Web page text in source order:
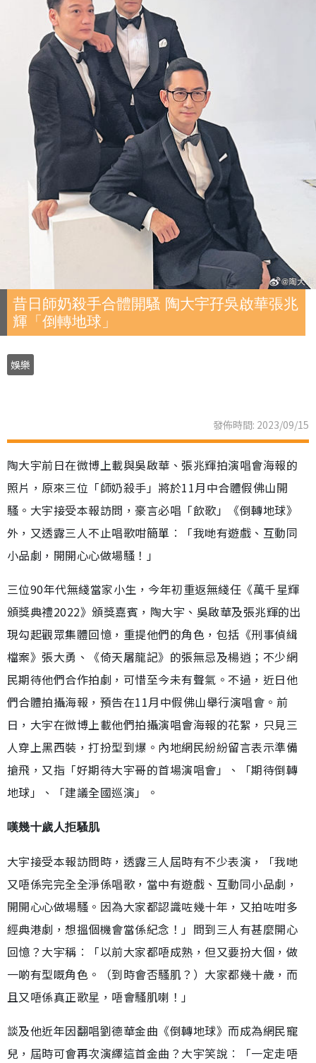
昔日師奶殺手合體開騷 陶大宇孖吳啟華張兆
輝「倒轉地球」
娛樂
發佈時間: 2023/09/15
陶大宇前日在微博上載與吳啟華、張兆輝拍演唱會海報的
照片，原來三位「師奶殺手」將於11月中合體假佛山開
騷。大宇接受本報訪問，豪言必唱「飲歌」《倒轉地球》
外，又透露三人不止唱歌咁簡單︰「我哋有遊戲、互動同
小品劇，開開心心做場騷！」
三位90年代無綫當家小生，今年初重返無綫任《萬千星輝
頒獎典禮2022》頒獎嘉賓，陶大宇、吳啟華及張兆輝的出
現勾起觀眾集體回憶，重提他們的角色，包括《刑事偵緝
檔案》張大勇、《倚天屠龍記》的張無忌及楊逍；不少網
民期待他們合作拍劇，可惜至今未有聲氣。不過，近日他
們合體拍攝海報，預告在11月中假佛山舉行演唱會。前
日，大宇在微博上載他們拍攝演唱會海報的花絮，只見三
人穿上黑西裝，打扮型到爆。內地網民紛紛留言表示準備
搶飛，又指「好期待大宇哥的首場演唱會」、「期待倒轉
地球」、「建議全國巡演」。
嘆幾十歲人拒騷肌
大宇接受本報訪問時，透露三人屆時有不少表演，「我哋
又唔係完完全全淨係唱歌，當中有遊戲、互動同小品劇，
開開心心做場騷。因為大家都認識咗幾十年，又拍咗咁多
經典港劇，想搵個機會當係紀念！」問到三人有甚麼開心
回憶？大宇稱︰「以前大家都唔成熟，但又要扮大個，做
一啲有型嘅角色。（到時會否騷肌？）大家都幾十歲，而
且又唔係真正歌星，唔會騷肌喇！」
談及他近年因翻唱劉德華金曲《倒轉地球》而成為網民寵
兒，屆時可會再次演繹這首金曲？大宇笑說︰「一定走唔